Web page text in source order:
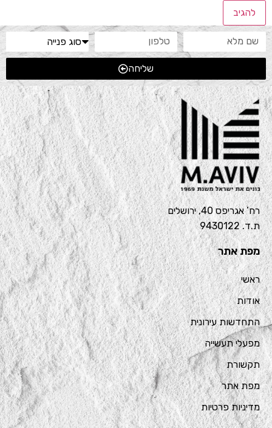
שליחה
רח’ אגריפס 40, ירושלים
ת.ד. 9430122
מפת אתר
ראשי
אודות
התחדשות עירונית
מפעלי תעשייה
תקשורת
מפת אתר
מדיניות פרטיות